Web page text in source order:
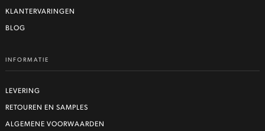
KLANTERVARINGEN
BLOG
INFORMATIE
LEVERING
RETOUREN EN SAMPLES
ALGEMENE VOORWAARDEN